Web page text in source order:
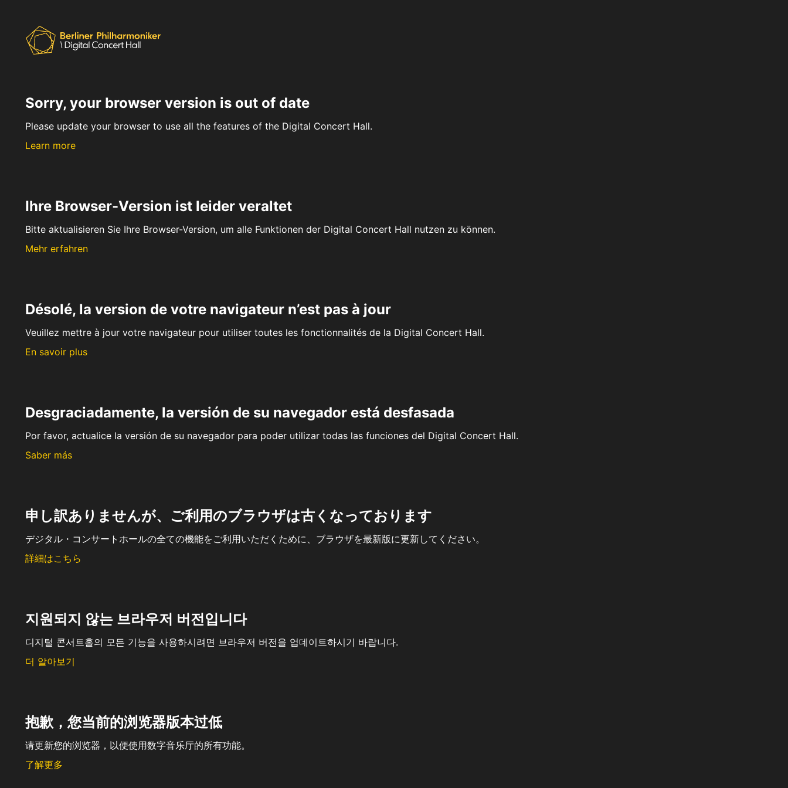
Sorry, your browser version is out of date
Please update your browser to use all the features of the Digital Concert Hall.
Learn more
Ihre Browser-Version ist leider veraltet
Bitte aktualisieren Sie Ihre Browser-Version, um alle Funktionen der Digital Concert Hall nutzen zu können.
Mehr erfahren
Désolé, la version de votre navigateur n’est pas à jour
Veuillez mettre à jour votre navigateur pour utiliser toutes les fonctionnalités de la Digital Concert Hall.
En savoir plus
Desgraciadamente, la versión de su navegador está desfasada
Por favor, actualice la versión de su navegador para poder utilizar todas las funciones del Digital Concert Hall.
Saber más
申し訳ありませんが、ご利用のブラウザは古くなっております
デジタル・コンサートホールの全ての機能をご利用いただくために、ブラウザを最新版に更新してください。
詳細はこちら
지원되지 않는 브라우저 버전입니다
디지털 콘서트홀의 모든 기능을 사용하시려면 브라우저 버전을 업데이트하시기 바랍니다.
더 알아보기
抱歉，您当前的浏览器版本过低
请更新您的浏览器，以便使用数字音乐厅的所有功能。
了解更多